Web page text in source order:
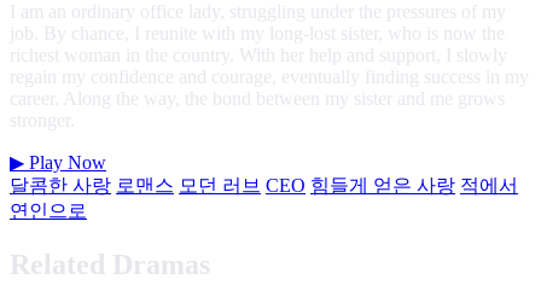
I am an ordinary office lady, struggling under the pressures of my
job. By chance, I reunite with my long-lost sister, who is now the
richest woman in the country. With her help and support, I slowly
regain my confidence and courage, eventually finding success in my
career. Along the way, the bond between my sister and me grows
stronger.
▶ Play Now
달콤한 사랑 로맨스 모던 러브 CEO 힘들게 얻은 사랑 적에서
연인으로
Related Dramas